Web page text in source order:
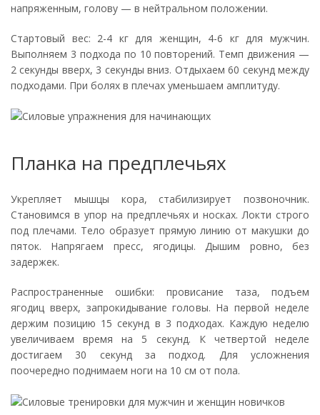
напряженным, голову — в нейтральном положении.
Стартовый вес: 2-4 кг для женщин, 4-6 кг для мужчин.
Выполняем 3 подхода по 10 повторений. Темп движения —
2 секунды вверх, 3 секунды вниз. Отдыхаем 60 секунд между
подходами. При болях в плечах уменьшаем амплитуду.
Планка на предплечьях
Укрепляет мышцы кора, стабилизирует позвоночник.
Становимся в упор на предплечьях и носках. Локти строго
под плечами. Тело образует прямую линию от макушки до
пяток. Напрягаем пресс, ягодицы. Дышим ровно, без
задержек.
Распространенные ошибки: провисание таза, подъем
ягодиц вверх, запрокидывание головы. На первой неделе
держим позицию 15 секунд в 3 подходах. Каждую неделю
увеличиваем время на 5 секунд. К четвертой неделе
достигаем 30 секунд за подход. Для усложнения
поочередно поднимаем ноги на 10 см от пола.